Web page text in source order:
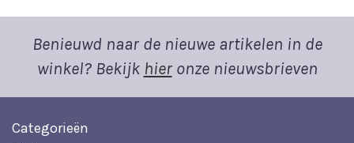
Benieuwd naar de nieuwe artikelen in de
winkel? Bekijk hieronze nieuwsbrieven
Categorieën